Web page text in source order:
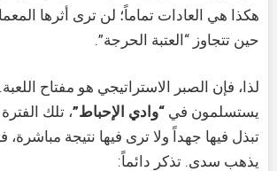
هكذا هي العادات تماماً؛ لن ترى أثرها
حين تتجاوز “العتبة الحرجة”.
لذا، فإن الصبر الاستراتيجي هو مفتاح
يستسلمون في “وادي الإحباط”، تلك
تبذل فيها جهداً ولا ترى فيها نتيجة
يذهب سدى. تذكر دائماً: